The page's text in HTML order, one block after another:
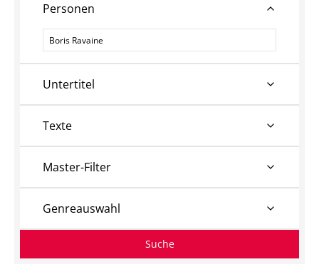
Personen
Personen
Untertitel
Texte
Master-Filter
Genreauswahl
Suche